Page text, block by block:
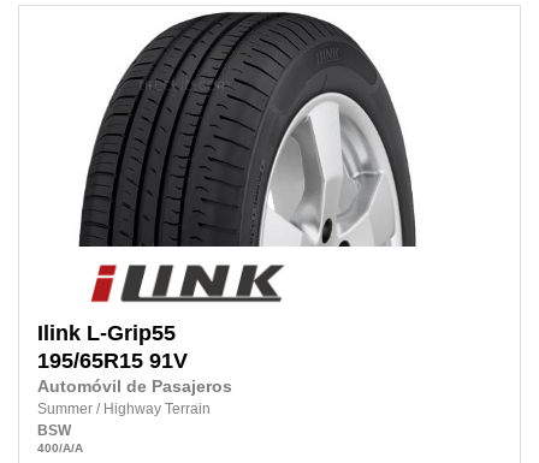
Ilink L-Grip55
195/65R15 91V
Automóvil de Pasajeros
Summer / Highway Terrain
BSW
400/A/A